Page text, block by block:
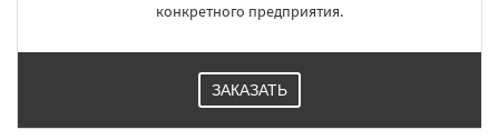
конкретного предприятия.
ЗАКАЗАТЬ